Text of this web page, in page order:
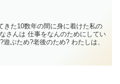
きた10数年の間に身に着けた私の
さんは 仕事をなんのためにしてい
ぶため?老後のため? わたしは、